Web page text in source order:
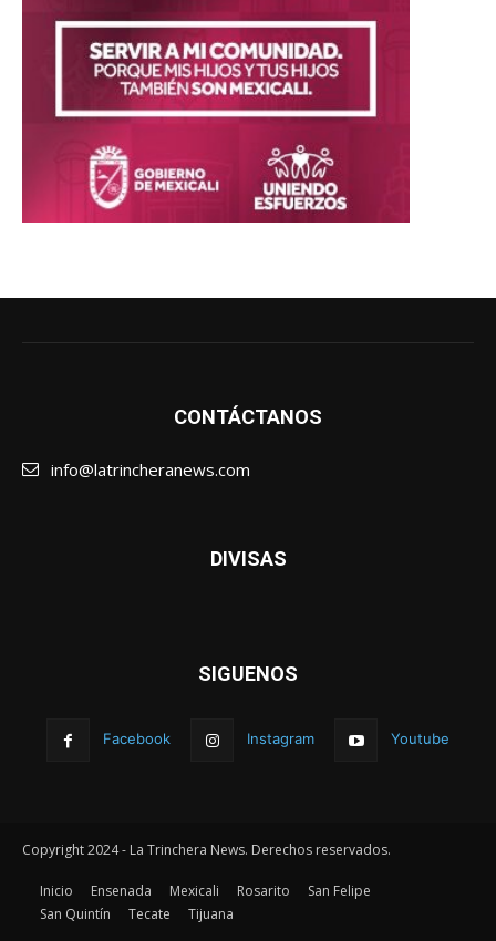
CONTÁCTANOS
info@latrincheranews.com
DIVISAS
SIGUENOS
Facebook Instagram Youtube
Copyright 2024 - La Trinchera News. Derechos reservados.
Inicio Ensenada Mexicali Rosarito
San Felipe
San Quintín
Tecate Tijuana